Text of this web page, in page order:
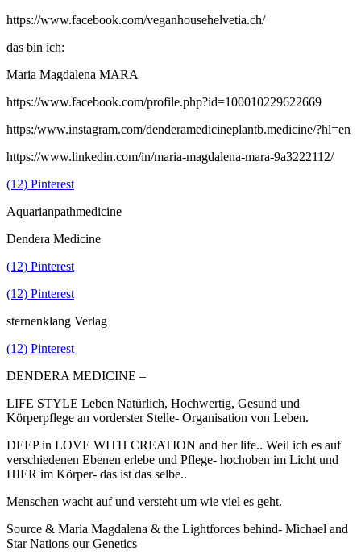
https://www.facebook.com/veganhousehelvetia.ch/
das bin ich:
Maria Magdalena MARA
https://www.facebook.com/profile.php?id=100010229622669
https:/www.instagram.com/denderamedicineplantb.medicine/?hl=en
https://www.linkedin.com/in/maria-magdalena-mara-9a3222112/
(12) Pinterest
Aquarianpathmedicine
Dendera Medicine
(12) Pinterest
(12) Pinterest
sternenklang Verlag
(12) Pinterest
DENDERA MEDICINE –
LIFE STYLE Leben Natürlich, Hochwertig, Gesund und
Körperpflege an vorderster Stelle- Organisation von Leben.
DEEP in LOVE WITH CREATION and her life.. Weil ich es auf
verschiedenen Ebenen erlebe und Pflege- hochoben im Licht und
HIER im Körper- das ist das selbe..
Menschen wacht auf und versteht um wie viel es geht.
Source & Maria Magdalena & the Lightforces behind- Michael and
Star Nations our Genetics